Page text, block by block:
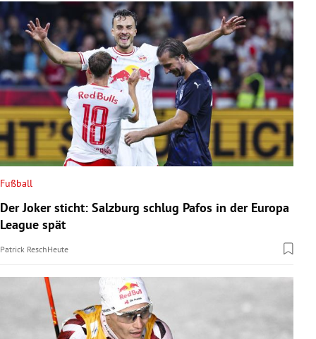
Fußball
Der Joker sticht: Salzburg schlug Pafos in der Europa
League spät
Patrick ReschHeute